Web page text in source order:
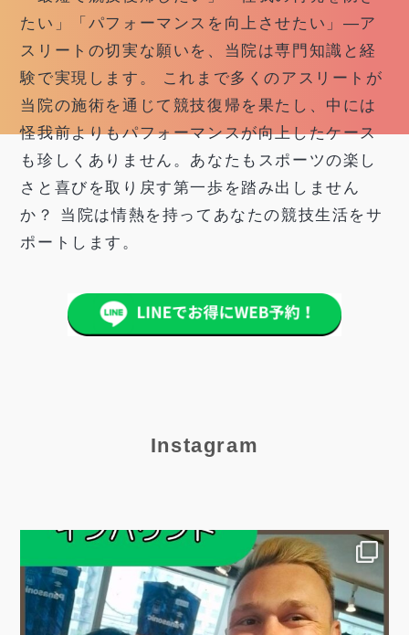
たい」「パフォーマンスを向上させたい」―ア
スリートの切実な願いを、当院は専門知識と経
験で実現します。 これまで多くのアスリートが
当院の施術を通じて競技復帰を果たし、中には
怪我前よりもパフォーマンスが向上したケース
も珍しくありません。あなたもスポーツの楽し
さと喜びを取り戻す第一歩を踏み出しません
か？ 当院は情熱を持ってあなたの競技生活をサ
ポートします。
Instagram